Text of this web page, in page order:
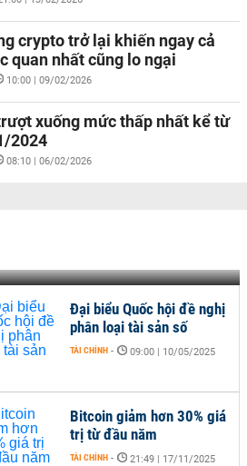
crypto trở lại khiến ngay cả
quan nhất cũng lo ngại
10:00 | 09/02/2026
xuống mức thấp nhất kể từ
2024
08:10 | 06/02/2026
Bitcoin giảm hơn 30% giá
trị từ đầu năm
TÀI CHÍNH - 21:49 | 17/11/2025
Đại biểu Quốc hội đề nghị
phân loại tài sản số
TÀI CHÍNH - 09:00 | 10/05/2025